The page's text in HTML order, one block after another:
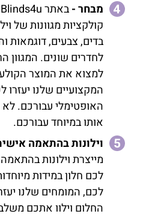
מבחר -
קולקציות מגוונות של
בדים, צבעים, דוגמאות
לחדרים שונים. המגוון
למצוא את המוצר הקולע
המקצועיים שלנו
האופטימלי עבורכם.
אותו במיוחד עבורכם.
וילונות בהתאמה
מייצרת וילונות
לכם חלון במידות
לכם, המומחים שלנו
החלום וילוו אתכם